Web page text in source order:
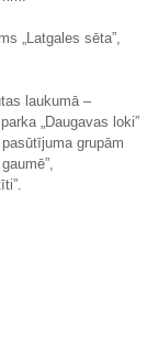
„Latgales sēta”,
laukumā –
„Daugavas loki”
grupām